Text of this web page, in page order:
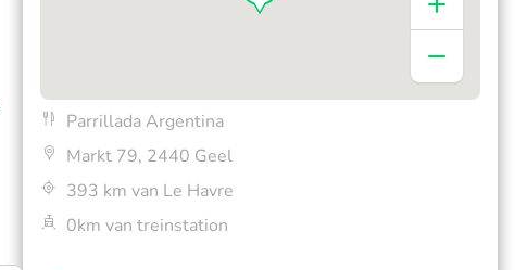
Parrillada Argentina
Markt 79, 2440 Geel
393 km van Le Havre
0km van treinstation